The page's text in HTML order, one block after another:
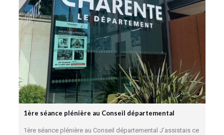
1ère séance plénière au Conseil départemental
1ère séance plénière au Conseil départemental J’assistais ce